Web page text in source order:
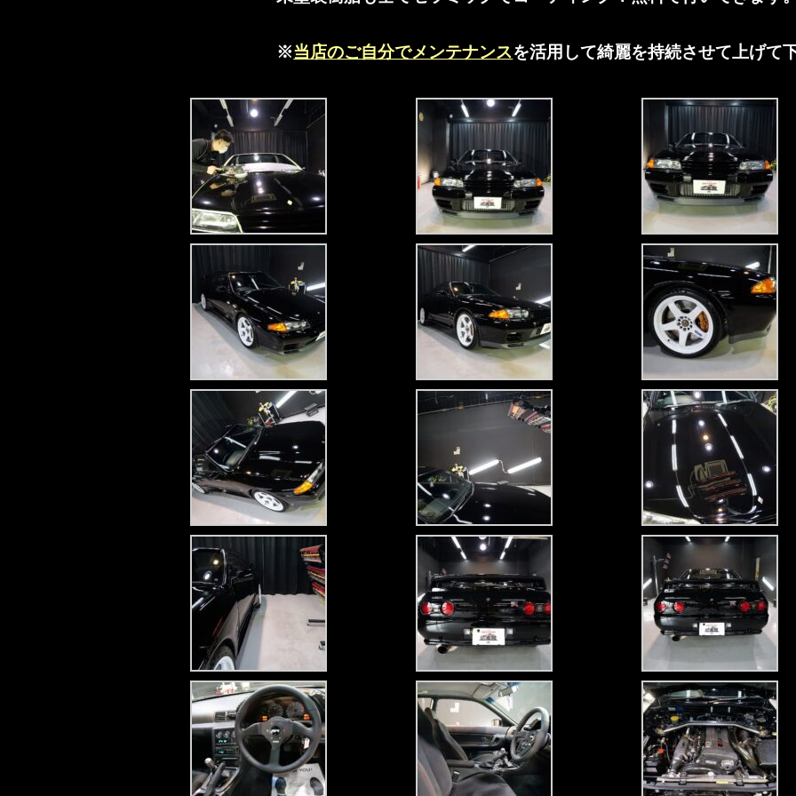
※当店のご自分でメンテナンスを活用して綺麗を持続させて上げて